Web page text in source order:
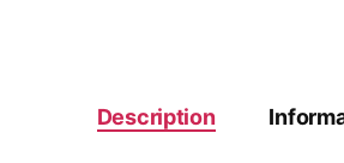
Description